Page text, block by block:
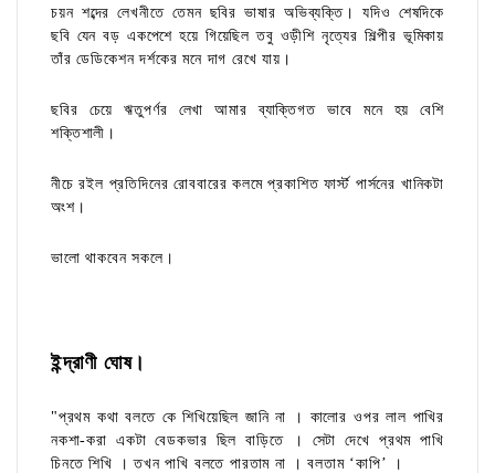
চয়ন শব্দের লেখনীতে তেমন ছবির ভাষার অভিব্যক্তি। যদিও শেষদিকে
ছবি যেন বড় একপেশে হয়ে গিয়েছিল তবু ওড়ীশি নৃত্যের শিল্পীর ভূমিকায়
তাঁর ডেডিকেশন দর্শকের মনে দাগ রেখে যায়।
ছবির চেয়ে ঋতুপর্ণর লেখা আমার ব্যাক্তিগত ভাবে মনে হয় বেশি
শক্তিশালী।
নীচে রইল প্রতিদিনের রোববারের কলমে প্রকাশিত ফার্স্ট পার্সনের খানিকটা
অংশ।
ভালো থাকবেন সকলে।
ইন্দ্রাণী ঘোষ।
"প্রথম কথা বলতে কে শিখিয়েছিল জানি না । কালোর ওপর লাল পাখির
নকশা-করা একটা বেডকভার ছিল বাড়িতে । সেটা দেখে প্রথম পাখি
চিনতে শিখি । তখন পাখি বলতে পারতাম না । বলতাম ‘কাপি’ ।